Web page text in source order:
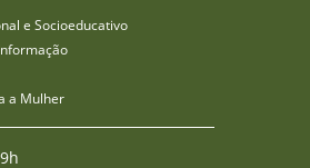
e Socioeducativo
a Mulher